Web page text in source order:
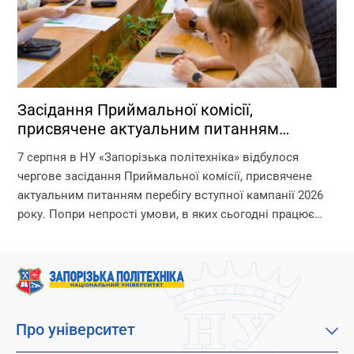
Засідання Приймальної комісії,
присвячене актуальним питанням
перебігу вступної кампанії 2026 року
7 серпня в НУ «Запорізька політехніка» відбулося
чергове засідання Приймальної комісії, присвячене
актуальним питанням перебігу вступної кампанії 2026
року. Попри непрості умови, в яких сьогодні працює
Про університет